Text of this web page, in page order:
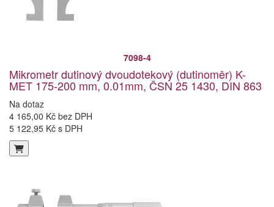
7098-4
Mikrometr dutinový dvoudotekový (dutinoměr) K-
MET 175-200 mm, 0.01mm, ČSN 25 1430, DIN 863
Na dotaz
4 165,00 Kč bez DPH
5 122,95 Kč s DPH